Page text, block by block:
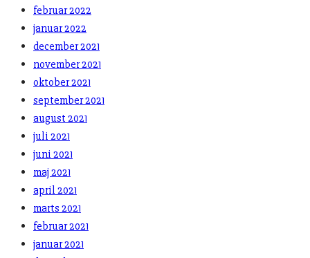
februar 2022
januar 2022
december 2021
november 2021
oktober 2021
september 2021
august 2021
juli 2021
juni 2021
maj 2021
april 2021
marts 2021
februar 2021
januar 2021